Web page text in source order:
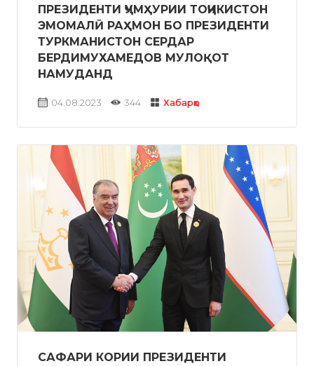
04.08.2023 344 Хабарҳо
ПРЕЗИДЕНТИ ҶУМҲУРИИ ТОҶИКИСТОН
ЭМОМАЛӢ РАҲМОН БО ПРЕЗИДЕНТИ
ТУРКМАНИСТОН СЕРДАР
БЕРДИМУХАМЕДОВ МУЛОҚОТ
НАМУДАНД
САФАРИ КОРИИ ПРЕЗИДЕНТИ